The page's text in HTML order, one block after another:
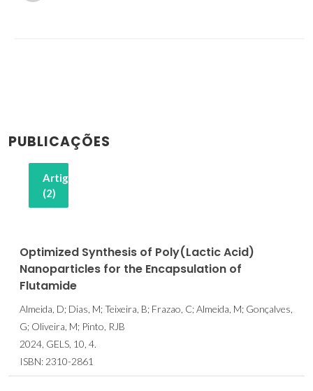
PUBLICAÇÕES
Artigos
(2)
Optimized Synthesis of Poly(Lactic Acid)
Nanoparticles for the Encapsulation of
Flutamide
Almeida, D; Dias, M; Teixeira, B; Frazao, C; Almeida, M; Gonçalves,
G; Oliveira, M; Pinto, RJB
2024, GELS, 10, 4.
ISBN: 2310-2861